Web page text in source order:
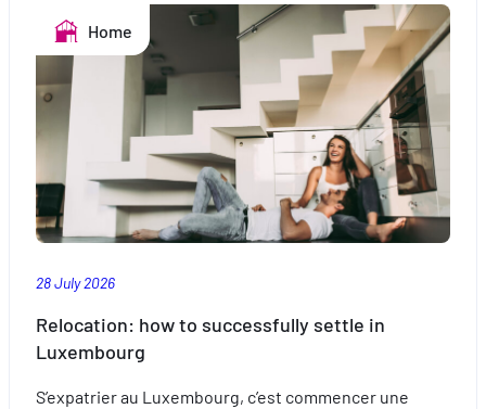
pool:
safe
swimming
Home
28 July 2026
Relocation: how to successfully settle in
Luxembourg
S’expatrier au Luxembourg, c’est commencer une